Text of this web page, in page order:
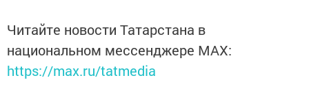
Читайте новости Татарстана в
национальном мессенджере MАХ:
https://max.ru/tatmedia